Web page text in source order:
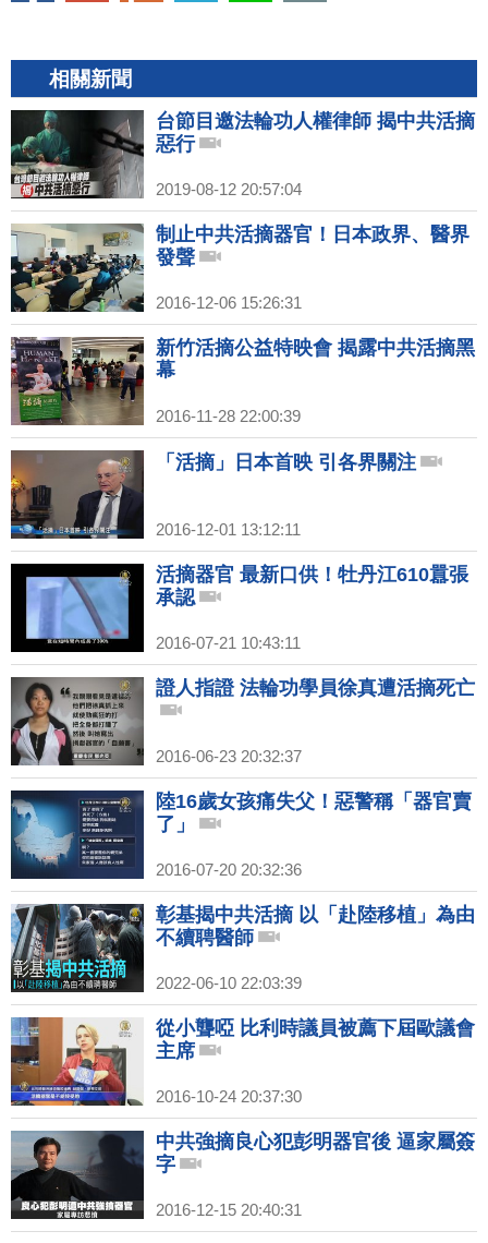
相關新聞
台節目邀法輪功人權律師 揭中共活摘
惡行
2019-08-12 20:57:04
制止中共活摘器官！日本政界、醫界
發聲
2016-12-06 15:26:31
新竹活摘公益特映會 揭露中共活摘黑
幕
2016-11-28 22:00:39
「活摘」日本首映 引各界關注
2016-12-01 13:12:11
活摘器官 最新口供！牡丹江610囂張
承認
2016-07-21 10:43:11
證人指證 法輪功學員徐真遭活摘死亡
2016-06-23 20:32:37
陸16歲女孩痛失父！惡警稱「器官賣
了」
2016-07-20 20:32:36
彰基揭中共活摘 以「赴陸移植」為由
不續聘醫師
2022-06-10 22:03:39
從小聾啞 比利時議員被薦下屆歐議會
主席
2016-10-24 20:37:30
中共強摘良心犯彭明器官後 逼家屬簽
字
2016-12-15 20:40:31